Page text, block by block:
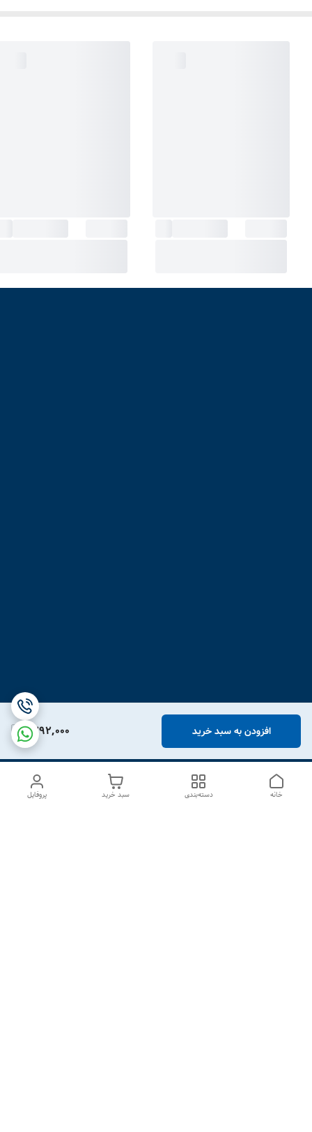
1,292,000 افزودن به سبد خرید
پروفایل سبد خرید دسته‌بندی خانه